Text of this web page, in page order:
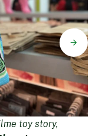
toy story,